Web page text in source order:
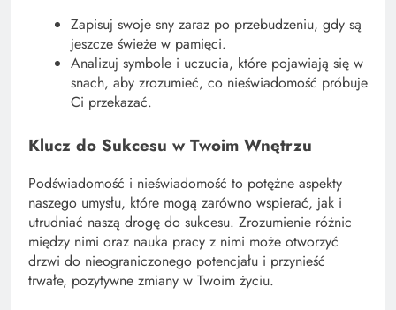
Zapisuj swoje sny zaraz po przebudzeniu, gdy są
jeszcze świeże w pamięci.
Analizuj symbole i uczucia, które pojawiają się w
snach, aby zrozumieć, co nieświadomość próbuje
Ci przekazać.
Klucz do Sukcesu w Twoim Wnętrzu
Podświadomość i nieświadomość to potężne aspekty
naszego umysłu, które mogą zarówno wspierać, jak i
utrudniać naszą drogę do sukcesu. Zrozumienie różnic
między nimi oraz nauka pracy z nimi może otworzyć
drzwi do nieograniczonego potencjału i przynieść
trwałe, pozytywne zmiany w Twoim życiu.